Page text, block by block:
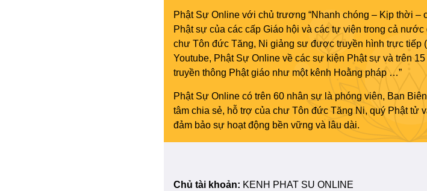
Phật Sự Online với chủ trương “Nhanh chóng – Kịp thời –
Phật sự của các cấp Giáo hội và các tự viện trong cả
chư Tôn đức Tăng, Ni giảng sư được truyền hình trực tiếp
Youtube, Phật Sự Online về các sự kiện Phật sự và trên
truyền thông Phật giáo như một kênh Hoằng pháp …”
Phật Sự Online có trên 60 nhân sự là phóng viên, Ban
tâm chia sẻ, hỗ trợ của chư Tôn đức Tăng Ni, quý Phật tử
đảm bảo sự hoạt động bền vững và lâu dài.
Chủ tài khoản: KENH PHAT SU ONLINE